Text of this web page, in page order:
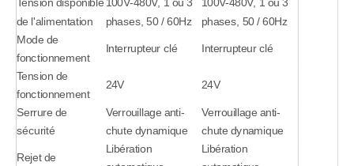
Tension disponible
de l'alimentation
100V-480V, 1 ou 3
phases, 50 / 60Hz
100V-480V, 1 ou 3
phases, 50 / 60Hz
Mode de
fonctionnement
Interrupteur clé Interrupteur clé
Tension de
fonctionnement
24V 24V
Serrure de
sécurité
Verrouillage anti-
chute dynamique
Verrouillage anti-
chute dynamique
Rejet de
Libération
Libération